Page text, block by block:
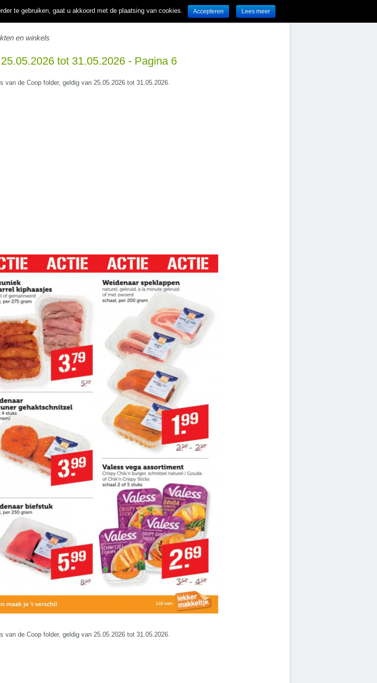
en winkels
tot 31.05.2026 - Pagina 6
van de Coop folder, geldig van 25.05.2026 tot 31.05.2026.
van de Coop folder, geldig van 25.05.2026 tot 31.05.2026.
te gebruiken, gaat u akkoord met de plaatsing van cookies. Accepteren Lees meer